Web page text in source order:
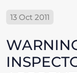
13 Oct 2011